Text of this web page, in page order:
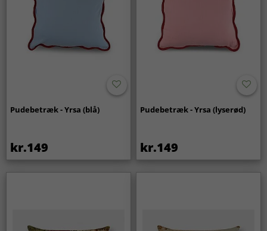
Pudebetræk - Yrsa (blå)
kr.149
Pudebetræk - Yrsa (lyserød)
kr.149